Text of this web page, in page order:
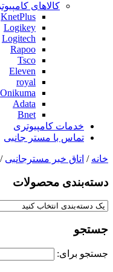
کالاهای کامپیوتر
KnetPlus
Logikey
Logitech
Rapoo
Tsco
Eleven
royal
Onikuma
Adata
Bnet
خدمات کامپیوتری
تماس با مستر جانبی
خانه / اتاق خبر مسترجانبی
دسته‌بندی‌ محصولات
جستجو
جستجو برای: